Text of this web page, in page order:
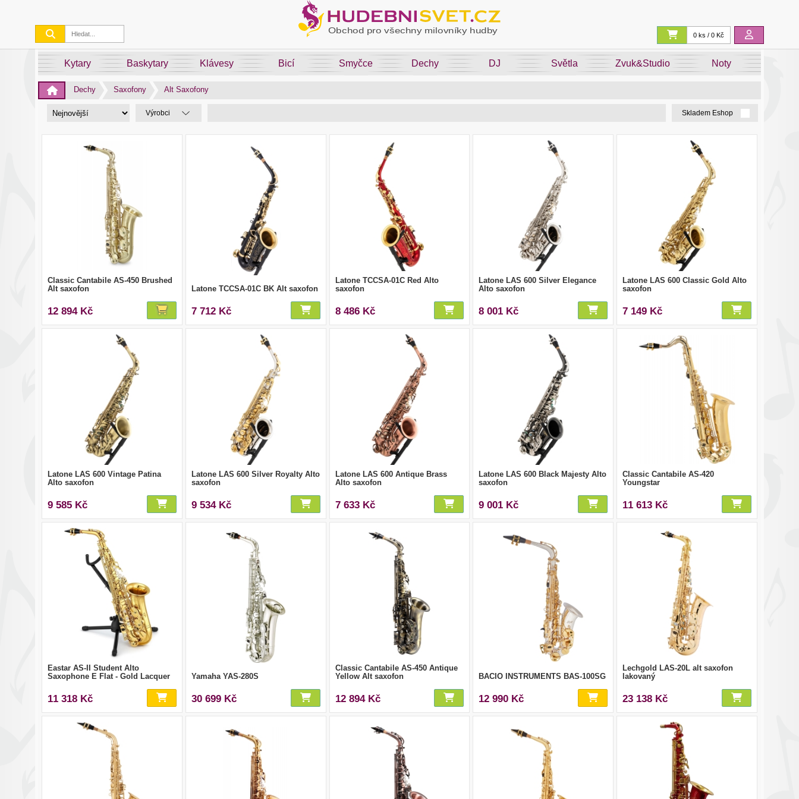
0 ks / 0 Kč
Kytary Baskytary Klávesy Bicí Smyčce Dechy DJ Světla Zvuk&Studio Noty
Dechy Saxofony Alt Saxofony
Výrobci Skladem Eshop
Classic Cantabile AS-450 Brushed
Alt saxofon
12 894 Kč
Latone TCCSA-01C BK Alt saxofon
7 712 Kč
Latone TCCSA-01C Red Alto
saxofon
8 486 Kč
Latone LAS 600 Silver Elegance
Alto saxofon
8 001 Kč
Latone LAS 600 Classic Gold Alto
saxofon
7 149 Kč
Latone LAS 600 Vintage Patina
Alto saxofon
9 585 Kč
Latone LAS 600 Silver Royalty Alto
saxofon
9 534 Kč
Latone LAS 600 Antique Brass
Alto saxofon
7 633 Kč
Latone LAS 600 Black Majesty Alto
saxofon
9 001 Kč
Classic Cantabile AS-420
Youngstar
11 613 Kč
Eastar AS-II Student Alto
Saxophone E Flat - Gold Lacquer
11 318 Kč
Yamaha YAS-280S
30 699 Kč
Classic Cantabile AS-450 Antique
Yellow Alt saxofon
12 894 Kč
BACIO INSTRUMENTS BAS-100SG
12 990 Kč
Lechgold LAS-20L alt saxofon
lakovaný
23 138 Kč